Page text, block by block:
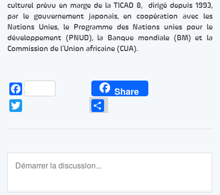
culturel prévu en marge de la TICAD 8, dirigé depuis 1993,
par le gouvernement japonais, en coopération avec les
Nations Unies, le Programme des Nations unies pour le
développement (PNUD), la Banque mondiale (BM) et la
Commission de l’Union africaine (CUA).
Facebook Share
Partager